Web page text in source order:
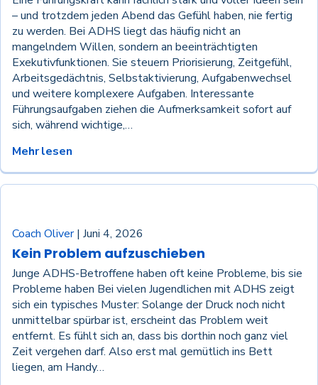
– und trotzdem jeden Abend das Gefühl haben, nie fertig
zu werden. Bei ADHS liegt das häufig nicht an
mangelndem Willen, sondern an beeinträchtigten
Exekutivfunktionen. Sie steuern Priorisierung, Zeitgefühl,
Arbeitsgedächtnis, Selbstaktivierung, Aufgabenwechsel
und weitere komplexere Aufgaben. Interessante
Führungsaufgaben ziehen die Aufmerksamkeit sofort auf
sich, während wichtige,…
Mehr lesen
Coaching
Coach Oliver | Juni 4, 2026
Kein Problem aufzuschieben
Junge ADHS-Betroffene haben oft keine Probleme, bis sie
Probleme haben Bei vielen Jugendlichen mit ADHS zeigt
sich ein typisches Muster: Solange der Druck noch nicht
unmittelbar spürbar ist, erscheint das Problem weit
entfernt. Es fühlt sich an, dass bis dorthin noch ganz viel
Zeit vergehen darf. Also erst mal gemütlich ins Bett
liegen, am Handy…